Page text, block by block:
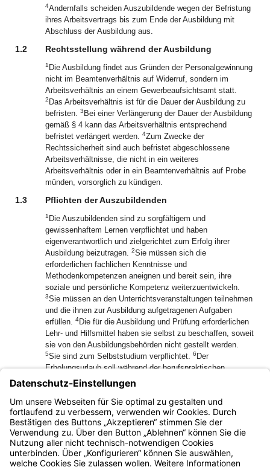
4Andernfalls scheiden Auszubildende wegen der Befristung
ihres Arbeitsvertrags bis zum Ende der Ausbildung mit
Abschluss der Ausbildung aus.
1.2 Rechtsstellung während der Ausbildung
1 Die Ausbildung findet aus Gründen der Personalgewinnung
nicht im Beamtenverhältnis auf Widerruf, sondern im
Arbeitsverhältnis an einem Gewerbeaufsichtsamt statt.
2 Das Arbeitsverhältnis ist für die Dauer der Ausbildung zu
befristen. 3 Bei einer Verlängerung der Dauer der Ausbildung
gemäß § 4 kann das Arbeitsverhältnis entsprechend
befristet verlängert werden. 4Zum Zwecke der
Rechtssicherheit sind auch befristet abgeschlossene
Arbeitsverhältnisse, die nicht in ein weiteres
Arbeitsverhältnis oder in ein Beamtenverhältnis auf Probe
münden, vorsorglich zu kündigen.
1.3 Pflichten der Auszubildenden
1 Die Auszubildenden sind zu sorgfältigem und
gewissenhaftem Lernen verpflichtet und haben
eigenverantwortlich und zielgerichtet zum Erfolg ihrer
Ausbildung beizutragen. 2Sie müssen sich die
erforderlichen fachlichen Kenntnisse und
Methodenkompetenzen aneignen und bereit sein, ihre
soziale und persönliche Kompetenz weiterzuentwickeln.
3Sie müssen an den Unterrichtsveranstaltungen teilnehmen
und die ihnen zur Ausbildung aufgetragenen Aufgaben
erfüllen. 4Die für die Ausbildung und Prüfung erforderlichen
Lehr- und Hilfsmittel haben sie selbst zu beschaffen, soweit
sie von den Ausbildungsbehörden nicht gestellt werden.
5Sie sind zum Selbststudium verpflichtet. 6 Der
Erholungsurlaub soll während der berufspraktischen
Ausbildung eingebracht werden.
1[Amtl. Anm.:]Paragraphen ohne weitere Bezeichnung
sind solche der FachV-GA
Bayern.de